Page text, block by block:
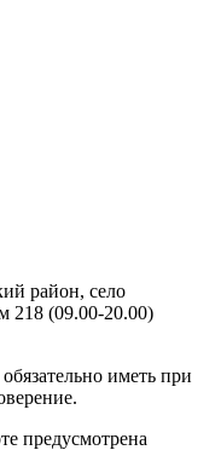
район, село
218 (09.00-20.00)
иметь при
предусмотрена